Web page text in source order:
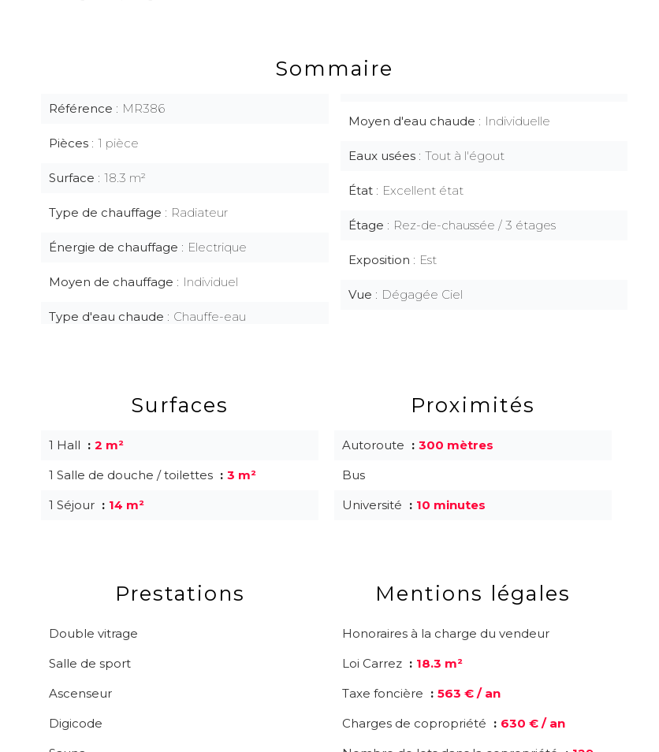
Sommaire
Référence MR386
Pièces 1 pièce
Surface 18.3 m²
Type de chauffage Radiateur
Énergie de chauffage Electrique
Moyen de chauffage Individuel
Type d'eau chaude Chauffe-eau
Moyen d'eau chaude Individuelle
Eaux usées Tout à l'égout
État Excellent état
Étage Rez-de-chaussée / 3 étages
Exposition Est
Vue Dégagée Ciel
Surfaces
1 Hall
2 m²
1 Salle de douche / toilettes
3 m²
1 Séjour
14 m²
Proximités
Autoroute
300 mètres
Bus
Université
10 minutes
Prestations
Double vitrage
Salle de sport
Ascenseur
Digicode
Mentions légales
Honoraires à la charge du vendeur
Loi Carrez
18.3 m²
Taxe foncière
563 € / an
Charges de copropriété
630 € / an